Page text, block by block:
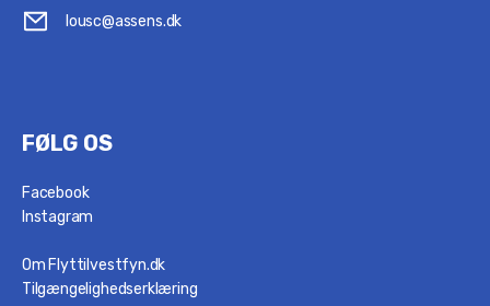
lousc@assens.dk
FØLG OS
Facebook
Instagram
Om Flyttilvestfyn.dk
Tilgængelighedserklæring